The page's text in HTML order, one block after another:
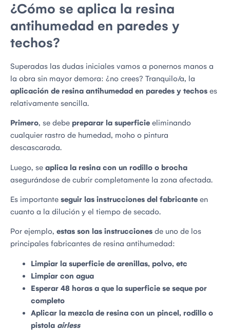
¿Cómo se aplica la resina
antihumedad en paredes y
techos?
Superadas las dudas iniciales vamos a ponernos manos a
la obra sin mayor demora: ¿no crees? Tranquilo/a, la
aplicación de resina antihumedad en paredes y techos es
relativamente sencilla.
Primero, se debe preparar la superficie eliminando
cualquier rastro de humedad, moho o pintura
descascarada.
Luego, se aplica la resina con un rodillo o brocha
asegurándose de cubrir completamente la zona afectada.
Es importante seguir las instrucciones del fabricante en
cuanto a la dilución y el tiempo de secado.
Por ejemplo, estas son las instrucciones de uno de los
principales fabricantes de resina antihumedad:
Limpiar la superficie de arenillas, polvo, etc
Limpiar con agua
Esperar 48 horas a que la superficie se seque por
completo
Aplicar la mezcla de resina con un pincel, rodillo o
pistola airless